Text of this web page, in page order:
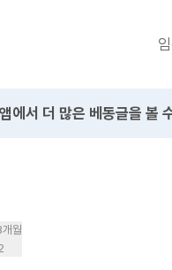
에서 더 많은 베동글을 볼
월